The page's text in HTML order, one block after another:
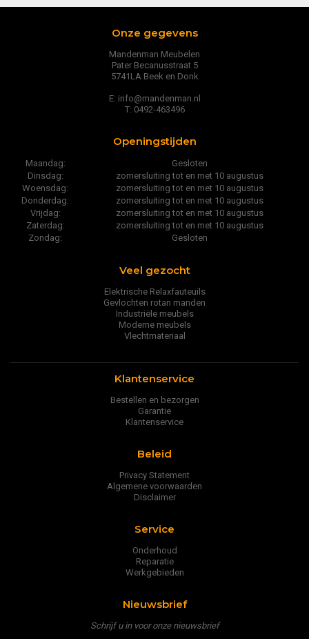
Onze gegevens
Mandenman Meubelen
Pater Becanusstraat 5
5741LA Beek en Donk
E: info@mandenman.nl
T: 0492-463496
Openingstijden
Maandag:
Gesloten
Dinsdag:
zomersluiting tot en met 10 augustus
Woensdag:
zomersluiting tot en met 10 augustus
Donderdag:
zomersluiting tot en met 10 augustus
Vrijdag:
zomersluiting tot en met 10 augustus
Zaterdag:
zomersluiting tot en met 10 augustus
Zondag:
Gesloten
Veel gezocht
Elektrische Relaxfauteuils
Gevlochten rotan manden
Industriële meubels
Moderne meubels
Vlechtmateriaal
Klantenservice
Bestellen en bezorgen
Garantie
Klantenservice
Beleid
Privacy Statement
Algemene voorwaarden
Disclaimer
Service
Onderhoud
Reparatie
Werkgebieden
Nieuwsbrief
Schrijf u in voor onze nieuwsbrief